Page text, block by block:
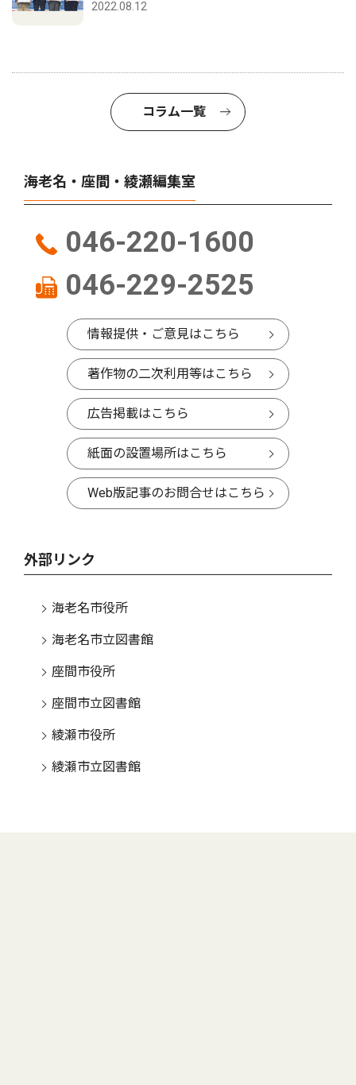
2022.08.12
コラム一覧
海老名・座間・綾瀬編集室
046-220-1600
046-229-2525
情報提供・ご意見はこちら
著作物の二次利用等はこちら
広告掲載はこちら
紙面の設置場所はこちら
Web版記事のお問合せはこちら
外部リンク
海老名市役所
海老名市立図書館
座間市役所
座間市立図書館
綾瀬市役所
綾瀬市立図書館